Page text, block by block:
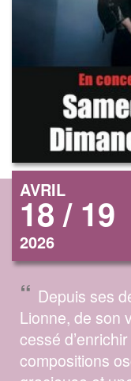
AVRIL
18 / 19
2026
“ Depuis ses
Lionne, de son
cessé
compositions